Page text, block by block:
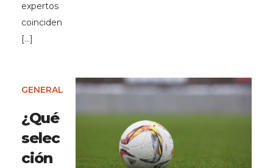
expertos
coinciden
[…]
GENERAL
¿Qué
selec
ción